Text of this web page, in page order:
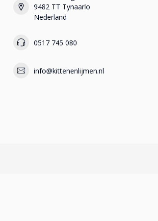
9482 TT Tynaarlo
Nederland
0517 745 080
info@kittenenlijmen.nl